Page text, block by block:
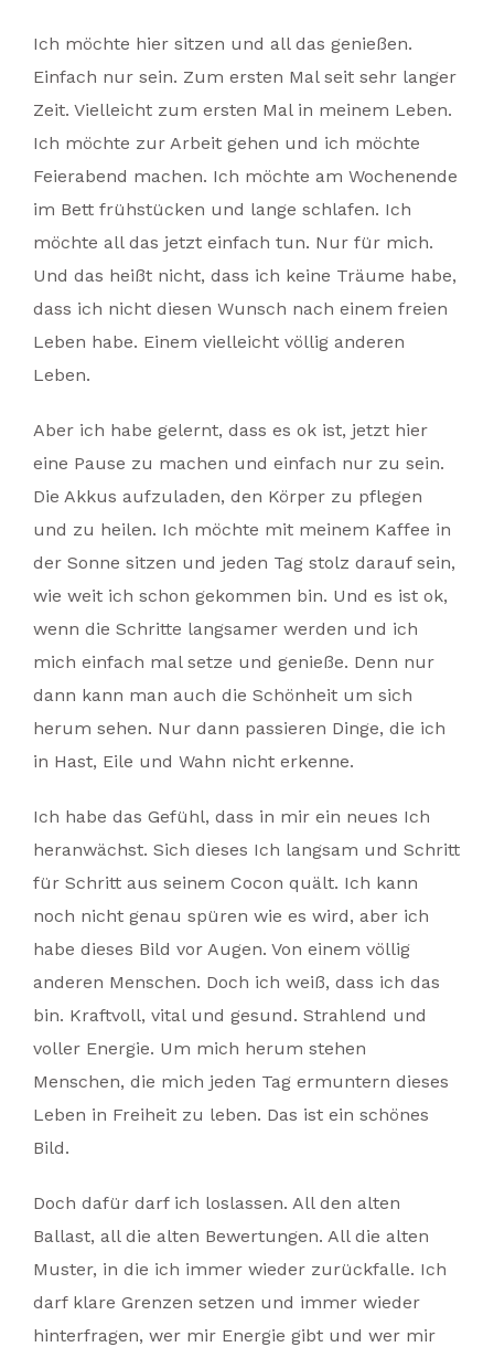
Ich möchte hier sitzen und all das genießen.
Einfach nur sein. Zum ersten Mal seit sehr langer
Zeit. Vielleicht zum ersten Mal in meinem Leben.
Ich möchte zur Arbeit gehen und ich möchte
Feierabend machen. Ich möchte am Wochenende
im Bett frühstücken und lange schlafen. Ich
möchte all das jetzt einfach tun. Nur für mich.
Und das heißt nicht, dass ich keine Träume habe,
dass ich nicht diesen Wunsch nach einem freien
Leben habe. Einem vielleicht völlig anderen
Leben.
Aber ich habe gelernt, dass es ok ist, jetzt hier
eine Pause zu machen und einfach nur zu sein.
Die Akkus aufzuladen, den Körper zu pflegen
und zu heilen. Ich möchte mit meinem Kaffee in
der Sonne sitzen und jeden Tag stolz darauf sein,
wie weit ich schon gekommen bin. Und es ist ok,
wenn die Schritte langsamer werden und ich
mich einfach mal setze und genieße. Denn nur
dann kann man auch die Schönheit um sich
herum sehen. Nur dann passieren Dinge, die ich
in Hast, Eile und Wahn nicht erkenne.
Ich habe das Gefühl, dass in mir ein neues Ich
heranwächst. Sich dieses Ich langsam und Schritt
für Schritt aus seinem Cocon quält. Ich kann
noch nicht genau spüren wie es wird, aber ich
habe dieses Bild vor Augen. Von einem völlig
anderen Menschen. Doch ich weiß, dass ich das
bin. Kraftvoll, vital und gesund. Strahlend und
voller Energie. Um mich herum stehen
Menschen, die mich jeden Tag ermuntern dieses
Leben in Freiheit zu leben. Das ist ein schönes
Bild.
Doch dafür darf ich loslassen. All den alten
Ballast, all die alten Bewertungen. All die alten
Muster, in die ich immer wieder zurückfalle. Ich
darf klare Grenzen setzen und immer wieder
hinterfragen, wer mir Energie gibt und wer mir